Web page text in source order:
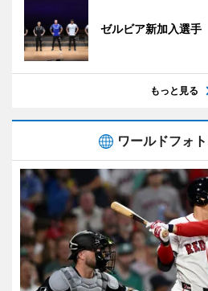
ゼルビア新加入選手
もっと見る
ワールドフォ